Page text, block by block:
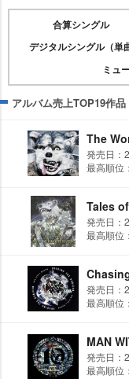
合算シングル
デジタルシングル（単
ミュ
アルバム売上TOP19作品
The
発売日：
最高順
Tales
発売日：
最高順
発売日：
最高順
MAN
発売日：
最高順